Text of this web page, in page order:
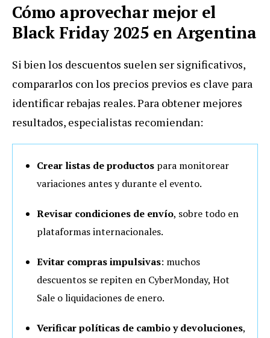
Cómo aprovechar mejor el
Black Friday 2025 en Argentina
Si bien los descuentos suelen ser significativos,
compararlos con los precios previos es clave para
identificar rebajas reales. Para obtener mejores
resultados, especialistas recomiendan:
Crear listas de productos para monitorear
variaciones antes y durante el evento.
Revisar condiciones de envío, sobre todo en
plataformas internacionales.
Evitar compras impulsivas: muchos
descuentos se repiten en CyberMonday, Hot
Sale o liquidaciones de enero.
Verificar políticas de cambio y devoluciones,